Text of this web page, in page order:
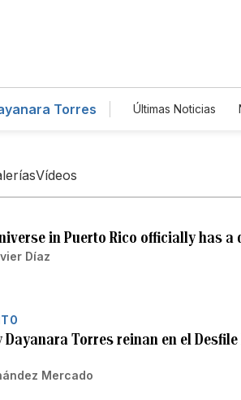
Torres Últimas Noticias
Vídeos
in Puerto Rico officially has a
Díaz
Dayanara Torres reinan en el
Mercado